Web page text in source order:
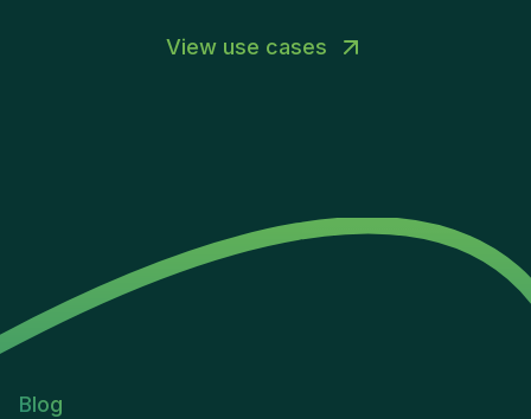
View use cases
Blog